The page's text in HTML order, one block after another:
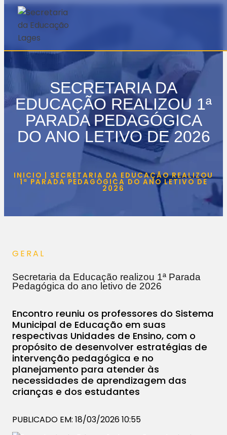
INICIO | SECRETARIA DA EDUCAÇÃO REALIZOU
1ª PARADA PEDAGÓGICA DO ANO LETIVO DE
2026
SECRETARIA DA
EDUCAÇÃO REALIZOU 1ª
PARADA PEDAGÓGICA
DO ANO LETIVO DE 2026
GERAL
Secretaria da Educação realizou 1ª Parada
Pedagógica do ano letivo de 2026
Encontro reuniu os professores do Sistema
Municipal de Educação em suas
respectivas Unidades de Ensino, com o
propósito de desenvolver estratégias de
intervenção pedagógica e no
planejamento para atender às
necessidades de aprendizagem das
crianças e dos estudantes
PUBLICADO EM: 18/03/2026 10:55